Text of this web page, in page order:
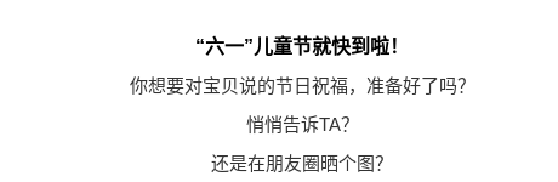
“六一”儿童节就快到啦！
你想要对宝贝说的节日祝福，准备好了吗？
悄悄告诉TA？
还是在朋友圈晒个图？